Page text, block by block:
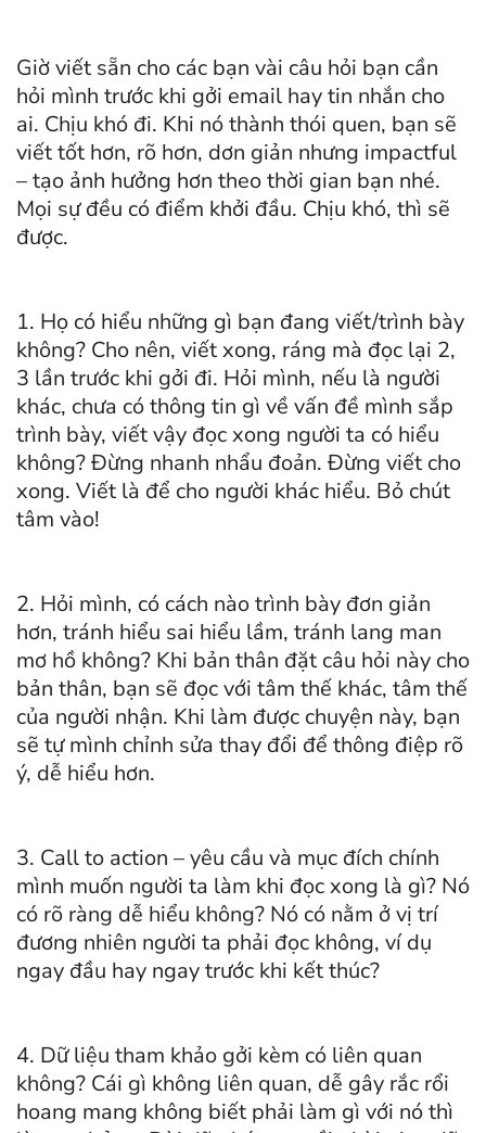
Giờ viết sẵn cho các bạn vài câu hỏi bạn cần
hỏi mình trước khi gởi email hay tin nhắn cho
ai. Chịu khó đi. Khi nó thành thói quen, bạn sẽ
viết tốt hơn, rõ hơn, dơn giản nhưng impactful
– tạo ảnh hưởng hơn theo thời gian bạn nhé.
Mọi sự đều có điểm khởi đầu. Chịu khó, thì sẽ
được.
1. Họ có hiểu những gì bạn đang viết/trình bày
không? Cho nên, viết xong, ráng mà đọc lại 2,
3 lần trước khi gởi đi. Hỏi mình, nếu là người
khác, chưa có thông tin gì về vấn đề mình sắp
trình bày, viết vậy đọc xong người ta có hiểu
không? Đừng nhanh nhẩu đoản. Đừng viết cho
xong. Viết là để cho người khác hiểu. Bỏ chút
tâm vào!
2. Hỏi mình, có cách nào trình bày đơn giản
hơn, tránh hiểu sai hiểu lầm, tránh lang man
mơ hồ không? Khi bản thân đặt câu hỏi này cho
bản thân, bạn sẽ đọc với tâm thế khác, tâm thế
của người nhận. Khi làm được chuyện này, bạn
sẽ tự mình chỉnh sửa thay đổi để thông điệp rõ
ý, dễ hiểu hơn.
3. Call to action – yêu cầu và mục đích chính
mình muốn người ta làm khi đọc xong là gì? Nó
có rõ ràng dễ hiểu không? Nó có nằm ở vị trí
đương nhiên người ta phải đọc không, ví dụ
ngay đầu hay ngay trước khi kết thúc?
4. Dữ liệu tham khảo gởi kèm có liên quan
không? Cái gì không liên quan, dễ gây rắc rổi
hoang mang không biết phải làm gì với nó thì